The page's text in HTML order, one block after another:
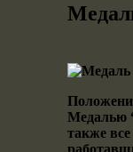
Медаль
Медалью
также